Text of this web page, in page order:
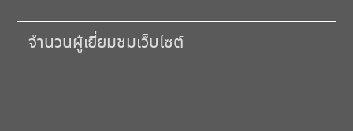
จำนวนผู้เยี่ยมชมเว็บไซต์